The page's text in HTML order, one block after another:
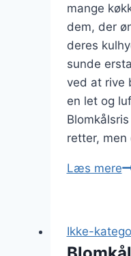
mange
dem, der
deres
sunde
ved at rive
en let og
retter,
Læs mere
til
Ikke-